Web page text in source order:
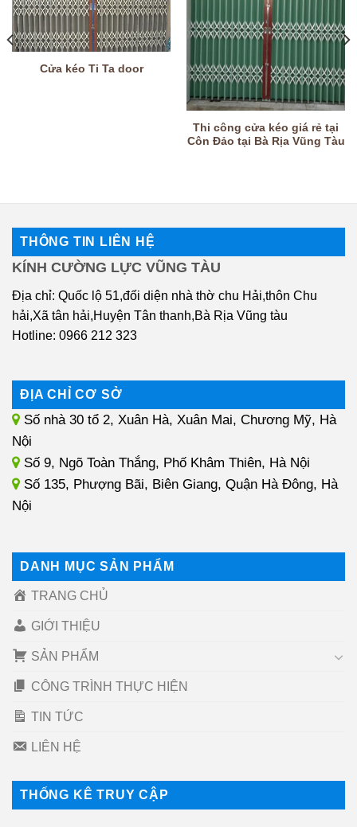
Cửa kéo Ti Ta door
Thi công cửa kéo giá rẻ tại
Côn Đảo tại Bà Rịa Vũng Tàu
THÔNG TIN LIÊN HỆ
KÍNH CƯỜNG LỰC VŨNG TÀU
Địa chỉ: Quốc lộ 51,đối diện nhà thờ chu Hải,thôn Chu
hải,Xã tân hải,Huyện Tân thanh,Bà Rịa Vũng tàu
Hotline: 0966 212 323
ĐỊA CHỈ CƠ SỞ
Số nhà 30 tổ 2, Xuân Hà, Xuân Mai, Chương Mỹ, Hà
Nội
Số 9, Ngõ Toàn Thắng, Phố Khâm Thiên, Hà Nội
Số 135, Phượng Bãi, Biên Giang, Quận Hà Đông, Hà
Nội
DANH MỤC SẢN PHẨM
TRANG CHỦ
GIỚI THIỆU
SẢN PHẨM
CÔNG TRÌNH THỰC HIỆN
TIN TỨC
LIÊN HỆ
THỐNG KÊ TRUY CẬP